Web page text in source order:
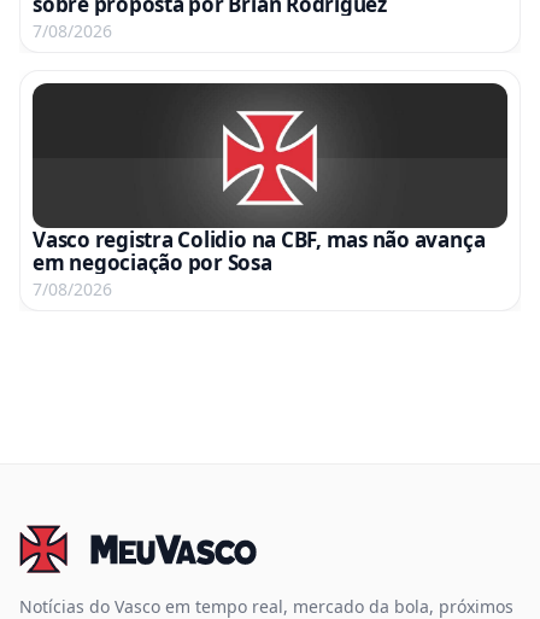
7/08/2026
Vasco registra Colidio na CBF, mas não avança
em negociação por Sosa
7/08/2026
Notícias do Vasco em tempo real, mercado da bola, próximos